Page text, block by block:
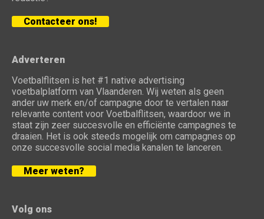
Contacteer ons!
Adverteren
Voetbalflitsen is het #1 native advertising
voetbalplatform van Vlaanderen. Wij weten als geen
ander uw merk en/of campagne door te vertalen naar
relevante content voor Voetbalflitsen, waardoor we in
staat zijn zeer succesvolle en efficiënte campagnes te
draaien. Het is ook steeds mogelijk om campagnes op
onze succesvolle social media kanalen te lanceren.
Meer weten?
Volg ons